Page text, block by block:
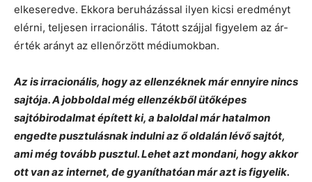
elkeseredve. Ekkora beruházással ilyen kicsi eredményt
elérni, teljesen irracionális. Tátott szájjal figyelem az ár-
érték arányt az ellenőrzött médiumokban.
Az is irracionális, hogy az ellenzéknek már ennyire nincs
sajtója. A jobboldal még ellenzékből ütőképes
sajtóbirodalmat épített ki, a baloldal már hatalmon
engedte pusztulásnak indulni az ő oldalán lévő sajtót,
ami még tovább pusztul. Lehet azt mondani, hogy akkor
ott van az internet, de gyaníthatóan már azt is figyelik.